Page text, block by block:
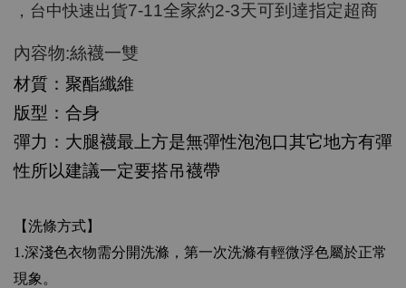
，台中快速出貨7-11全家約2-3天可到達指定超商
內容物:絲襪一雙
材質：聚酯纖維
版型：合身
彈力：大腿襪最上方是無彈性泡泡口其它地方有彈
性所以建議一定要搭吊襪帶
【洗條方式】
1.深淺色衣物需分開洗滌，第一次洗滌有輕微浮色屬於正常
現象。